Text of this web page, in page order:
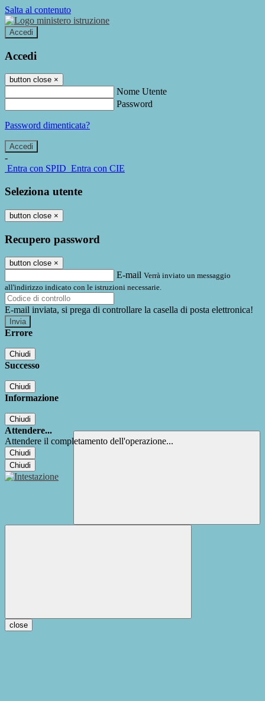
Salta al contenuto
Accedi
Accedi
button close ×
Nome Utente
Password
Password dimenticata?
-
Entra con SPID Entra con CIE
Seleziona utente
button close ×
Recupero password
button close ×
E-mail Verrà inviato un messaggio
all'indirizzo indicato con le istruzioni necessarie.
E-mail inviata, si prega di controllare la casella di posta elettronica!
Errore
Chiudi
Successo
Chiudi
Informazione
Chiudi
Attendere...
Attendere il completamento dell'operazione...
Chiudi
Chiudi
close